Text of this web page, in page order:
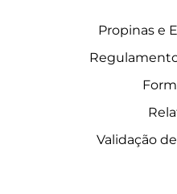
Propinas e
Validação